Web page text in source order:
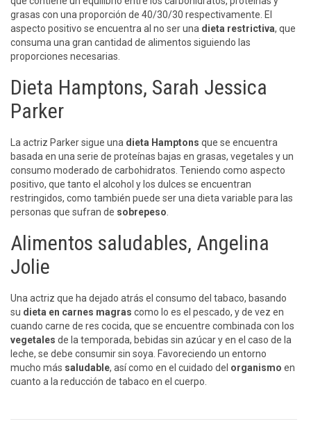
grasas con una proporción de 40/30/30 respectivamente. El
aspecto positivo se encuentra al no ser una dieta restrictiva, que
consuma una gran cantidad de alimentos siguiendo las
proporciones necesarias.
Dieta Hamptons, Sarah Jessica
Parker
La actriz Parker sigue una dieta Hamptons que se encuentra
basada en una serie de proteínas bajas en grasas, vegetales y un
consumo moderado de carbohidratos. Teniendo como aspecto
positivo, que tanto el alcohol y los dulces se encuentran
restringidos, como también puede ser una dieta variable para las
personas que sufran de sobrepeso
Alimentos saludables, Angelina
Jolie
Una actriz que ha dejado atrás el consumo del tabaco, basando
su dieta en carnes magras como lo es el pescado, y de vez en
cuando carne de res cocida, que se encuentre combinada con los
vegetales de la temporada, bebidas sin azúcar y en el caso de la
leche, se debe consumir sin soya. Favoreciendo un entorno
mucho más saludable, así como en el cuidado del organismo en
cuanto a la reducción de tabaco en el cuerpo.